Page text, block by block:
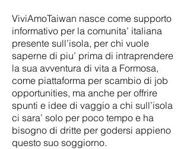
ViviAmoTaiwan nasce come supporto
informativo per la comunita’ italiana
presente sull’isola, per chi vuole
saperne di piu’ prima di intraprendere
la sua avventura di vita a Formosa,
come piattaforma per scambio di job
opportunities, ma anche per offrire
spunti e idee di vaggio a chi sull’isola
ci sara’ solo per poco tempo e ha
bisogno di dritte per godersi appieno
questo suo soggiorno.